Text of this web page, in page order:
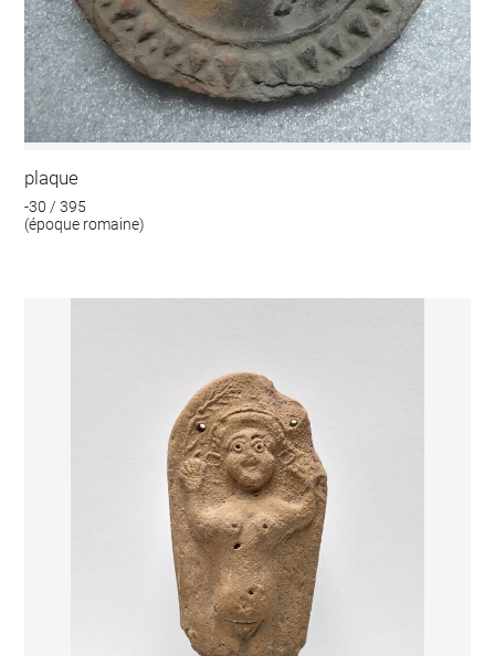
plaque
-30 / 395
(époque romaine)